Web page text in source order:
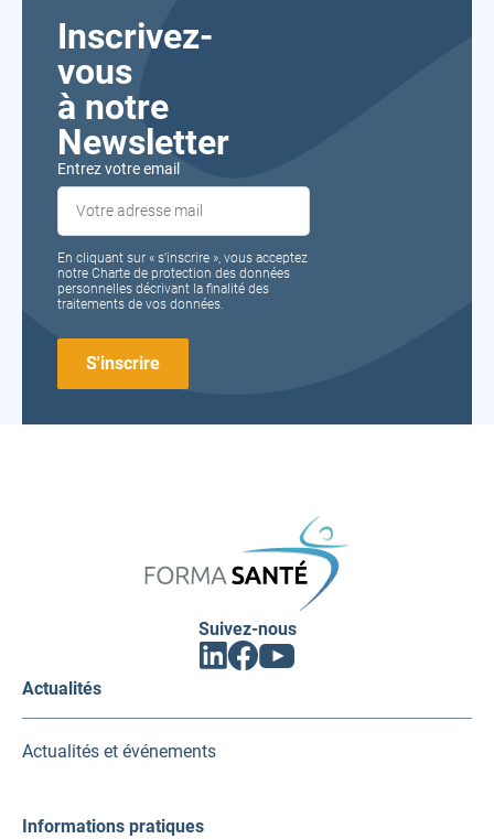
Inscrivez-
vous
à notre
Newsletter
Entrez votre email
En cliquant sur « s’inscrire », vous acceptez
notre Charte de protection des données
personnelles décrivant la finalité des
traitements de vos données.
Suivez-nous
Linkedin
(ouvrir
nouvel
Facebook
(ouvrir
nouvel
Youtube
(ouvrir
nouvel
Actualités
Actualités et événements
Informations pratiques